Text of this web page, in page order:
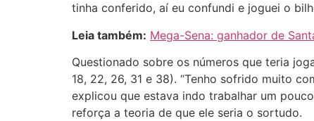
tinha conferido, aí eu confundi e joguei o
Leia também: Mega-Sena: ganhador de
Questionado sobre os números que teria
18, 22, 26, 31 e 38). “Tenho sofrido muito
explicou que estava indo trabalhar um
reforça a teoria de que ele seria o sortudo.